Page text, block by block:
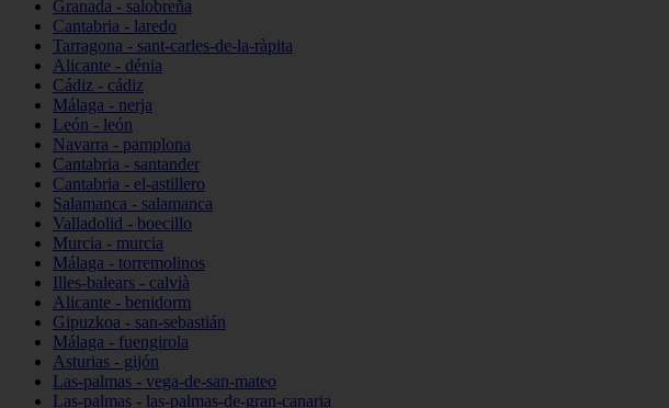
Granada - salobreña
Cantabria - laredo
Tarragona - sant-carles-de-la-ràpita
Alicante - dénia
Cádiz - cádiz
Málaga - nerja
León - león
Navarra - pamplona
Cantabria - santander
Cantabria - el-astillero
Salamanca - salamanca
Valladolid - boecillo
Murcia - murcia
Málaga - torremolinos
Illes-balears - calvià
Alicante - benidorm
Gipuzkoa - san-sebastián
Málaga - fuengirola
Asturias - gijón
Las-palmas - vega-de-san-mateo
Las-palmas - las-palmas-de-gran-canaria